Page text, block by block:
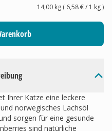
Ihrer Katze eine leckere
norwegisches Lachsöl
sorgen für eine gesunde
sind natürliche
14,00 kg( 6,58 €/ 1 kg)